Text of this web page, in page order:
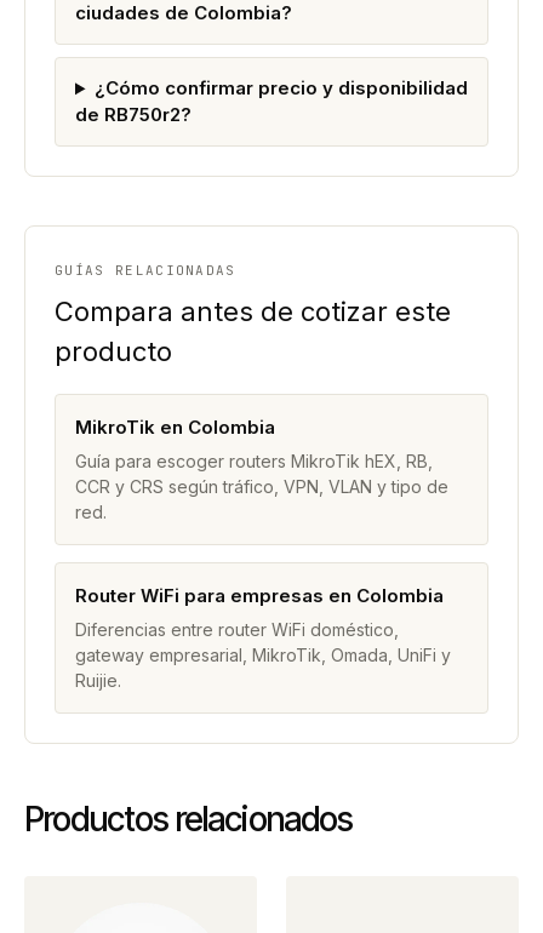
ciudades de Colombia?
¿Cómo confirmar precio y disponibilidad
de RB750r2?
GUÍAS RELACIONADAS
Compara antes de cotizar este
producto
MikroTik en Colombia
Guía para escoger routers MikroTik hEX, RB,
CCR y CRS según tráfico, VPN, VLAN y tipo de
red.
Router WiFi para empresas en Colombia
Diferencias entre router WiFi doméstico,
gateway empresarial, MikroTik, Omada, UniFi y
Ruijie.
Productos relacionados